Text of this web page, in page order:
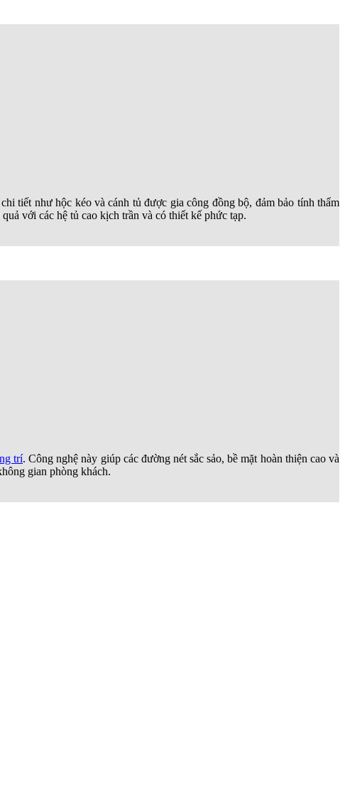
tiết như hộc kéo và cánh tủ được gia công đồng bộ, đảm bảo tính thẩm
với các hệ tủ cao kịch trần và có thiết kế phức tạp.
trí. Công nghệ này giúp các đường nét sắc sảo, bề mặt hoàn thiện cao và
gian phòng khách.